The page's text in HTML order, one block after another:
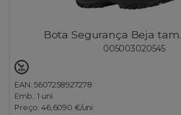
Bota Segurança Beja
005003020545
EAN: 5607258927278
Emb.:1 uni
Preço: 46,6090 €/uni